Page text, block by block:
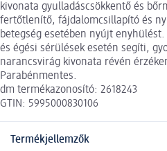
kivonata gyulladáscsökkentő és
fertőtlenítő, fájdalomcsillapító és
betegség esetében nyújt
és égési sérülések esetén segíti,
narancsvirág kivonata révén
Parabénmentes.
dm termékazonosító: 2618243
GTIN: 5995000830106
Termékjellemzők